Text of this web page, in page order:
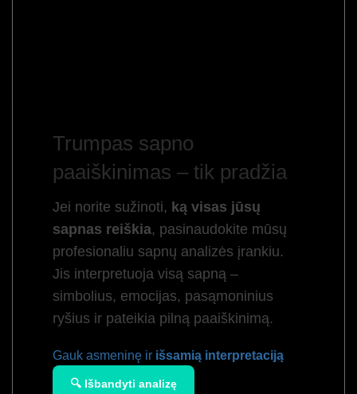
Trumpas sapno
paaiškinimas – tik pradžia
Jei norite sužinoti, ką visas jūsų
sapnas reiškia, pasinaudokite mūsų
profesionaliu sapnų analizės įrankiu.
Jis interpretuoja visą sapną –
simbolius, emocijas, pasąmoninius
ryšius ir pateikia pilną paaiškinimą.
Gauk asmeninę ir išsamią interpretaciją
🔍 Išbandyti analizę